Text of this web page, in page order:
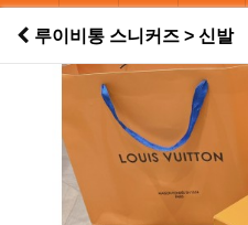
루이비통 스니커즈 > 신발